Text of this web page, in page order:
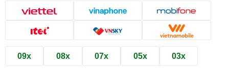
09x 08x 07x 05x 03x